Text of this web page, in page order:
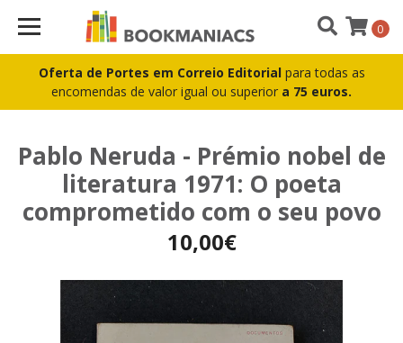
Oferta de Portes em Correio Editorial para todas as
encomendas de valor igual ou superior a 75 euros.
0
Pablo Neruda - Prémio nobel de
literatura 1971: O poeta
comprometido com o seu povo
10,00€